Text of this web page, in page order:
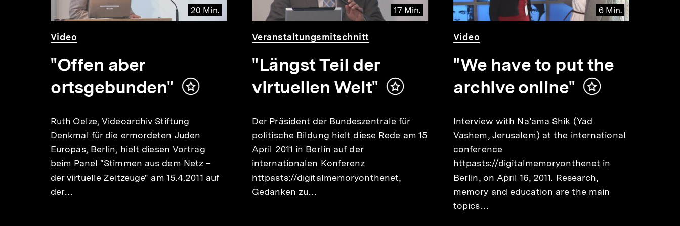
20 Min.
Video
Dauer
20
Min.
Video
"Offen aber
ortsgebunden"
Inhalt
Ruth Oelze, Videoarchiv Stiftung
Denkmal für die ermordeten Juden
Europas, Berlin, hielt diesen Vortrag
beim Panel "Stimmen aus dem Netz –
der virtuelle Zeitzeuge" am 15.4.2011 auf
der…
17 Min.
Video
Dauer
17
Min.
Veranstaltungsmitschnitt
"Längst Teil der
virtuellen Welt"
Inhalt
Der Präsident der Bundeszentrale für
politische Bildung hielt diese Rede am 15
April 2011 in Berlin auf der
internationalen Konferenz
httpasts://digitalmemoryonthenet,
Gedanken zu…
6 Min.
Video
Dauer
6
Min.
Video
"We have to put the
archive online"
Inhalt
Interview with Na’ama Shik (Yad
Vashem, Jerusalem) at the international
conference
httpasts://digitalmemoryonthenet in
Berlin, on April 16, 2011. Research,
memory and education are the main
topics…